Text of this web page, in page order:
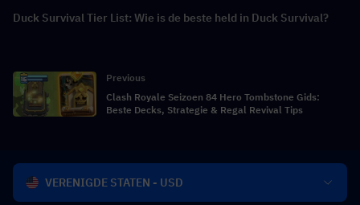
Duck Survival Tier List: Wie is de beste held in Duck Survival?
Previous
Clash Royale Seizoen 84 Hero Tombstone Gids:
Beste Decks, Strategie & Regal Revival Tips
VERENIGDE STATEN - USD